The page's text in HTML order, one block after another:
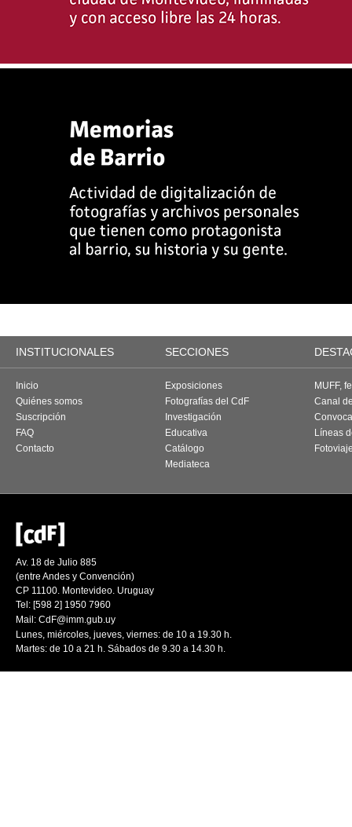
INSTITUCIONALES SECCIONES
Inicio
Quiénes somos
Suscripción
FAQ
Contacto
Exposiciones
Fotografías del CdF
Investigación
Educativa
Catálogo
Mediateca
MUFF,
Canal
Líneas
Av. 18 de Julio 885
(entre Andes y Convención)
CP 11100. Montevideo. Uruguay
Tel: [598 2] 1950 7960
Mail: CdF@imm.gub.uy
Lunes, miércoles, jueves, viernes: de 10 a 19.30 h.
Martes: de 10 a 21 h. Sábados de 9.30 a 14.30 h.